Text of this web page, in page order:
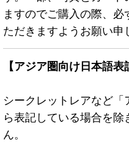
ますのでご購入の際、
ただきますようお願い申
【アジア圏向け日本語表
シークレットレアなど
ら表記している場合を
ん。